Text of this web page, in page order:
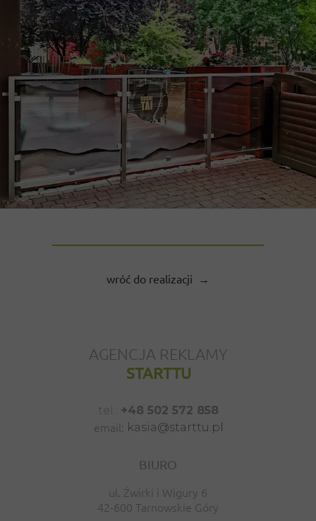
wróć do realizacji →
AGENCJA REKLAMY
STARTTU
tel.: +48 502 572 858
email: kasia@starttu.p
BIURO
ul. Żwirki i Wigury 6
42-600 Tarnowskie Góry